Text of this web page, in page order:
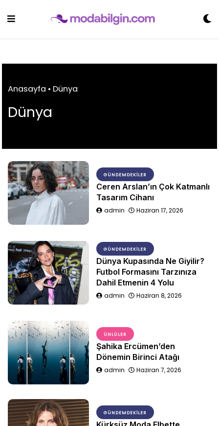
Anasayfa • Dünya
Dünya
GÜNDEMDEKILER
Ceren Arslan’ın Çok Katmanlı
Tasarım Cihanı
admin Haziran 17, 2026
GÜNDEMDEKILER
Dünya Kupasında Ne Giyilir?
Futbol Formasını Tarzınıza
Dahil Etmenin 4 Yolu
admin Haziran 8, 2026
ÜNLÜLER
Şahika Ercümen’den
Dönemin Birinci Atağı
admin Haziran 7, 2026
GÜNDEMDEKILER